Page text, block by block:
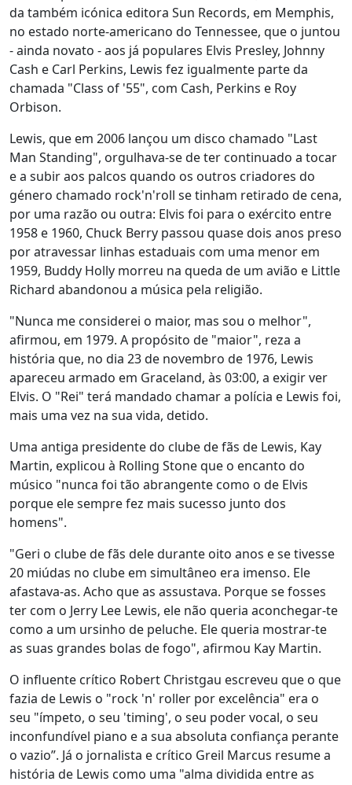
da também icónica editora Sun Records, em Memphis,
no estado norte-americano do Tennessee, que o juntou
- ainda novato - aos já populares Elvis Presley, Johnny
Cash e Carl Perkins, Lewis fez igualmente parte da
chamada "Class of '55", com Cash, Perkins e Roy
Orbison.
Lewis, que em 2006 lançou um disco chamado "Last
Man Standing", orgulhava-se de ter continuado a tocar
e a subir aos palcos quando os outros criadores do
género chamado rock'n'roll se tinham retirado de cena,
por uma razão ou outra: Elvis foi para o exército entre
1958 e 1960, Chuck Berry passou quase dois anos preso
por atravessar linhas estaduais com uma menor em
1959, Buddy Holly morreu na queda de um avião e Little
Richard abandonou a música pela religião.
"Nunca me considerei o maior, mas sou o melhor",
afirmou, em 1979. A propósito de "maior", reza a
história que, no dia 23 de novembro de 1976, Lewis
apareceu armado em Graceland, às 03:00, a exigir ver
Elvis. O "Rei" terá mandado chamar a polícia e Lewis foi,
mais uma vez na sua vida, detido.
Uma antiga presidente do clube de fãs de Lewis, Kay
Martin, explicou à Rolling Stone que o encanto do
músico "nunca foi tão abrangente como o de Elvis
porque ele sempre fez mais sucesso junto dos
homens".
"Geri o clube de fãs dele durante oito anos e se tivesse
20 miúdas no clube em simultâneo era imenso. Ele
afastava-as. Acho que as assustava. Porque se fosses
ter com o Jerry Lee Lewis, ele não queria aconchegar-te
como a um ursinho de peluche. Ele queria mostrar-te
as suas grandes bolas de fogo", afirmou Kay Martin.
O influente crítico Robert Christgau escreveu que o que
fazia de Lewis o "rock 'n' roller por excelência" era o
seu "ímpeto, o seu 'timing', o seu poder vocal, o seu
inconfundível piano e a sua absoluta confiança perante
o vazio”. Já o jornalista e crítico Greil Marcus resume a
história de Lewis como uma "alma dividida entre as